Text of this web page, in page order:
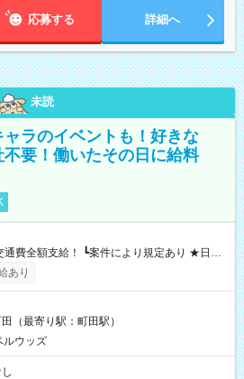
応募する 詳細へ
未読
ラのイベントも！好きな
要！働いたその日に給料
） ┗働いたその日に現金GET♪ お仕事後はコ
を引き落とせます！ 【試用期間】試
あり
（最寄り駅：町田駅）
ルウッズ